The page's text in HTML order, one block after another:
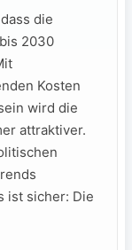
⁤die
2030‍
Kosten
wird die
attraktiver.
​ist sicher:⁤ Die